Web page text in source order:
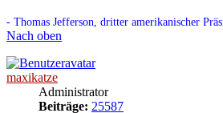
- Thomas Jefferson, dritter amerikanischer
Nach oben
maxikatze
Administrator
Beiträge: 25587